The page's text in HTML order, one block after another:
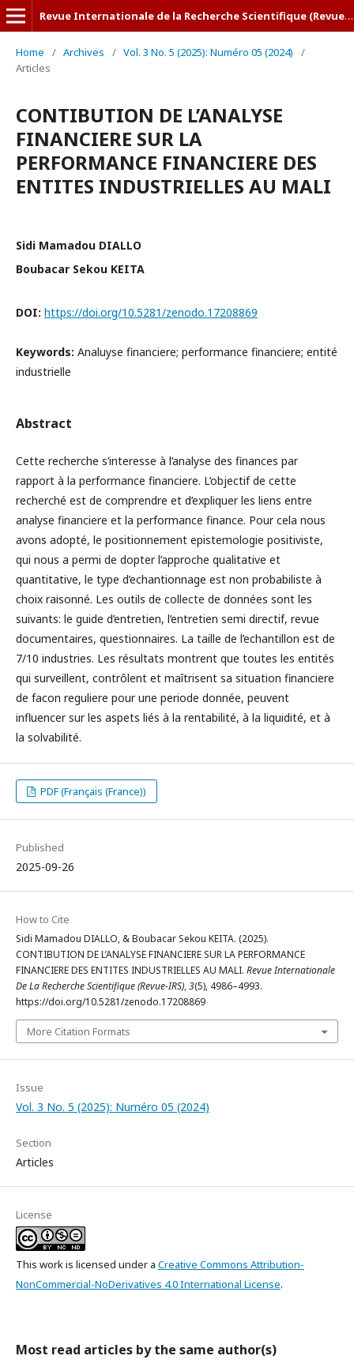
Revue Internationale de la Recherche Scientifique (Revue-IRS)
Home / Archives / Vol. 3 No. 5 (2025): Numéro 05 (2024)
/
Articles
CONTIBUTION DE L’ANALYSE
FINANCIERE SUR LA
PERFORMANCE FINANCIERE DES
ENTITES INDUSTRIELLES AU MALI
Sidi Mamadou DIALLO
Boubacar Sekou KEITA
DOI: https://doi.org/10.5281/zenodo.17208869
Keywords: Analuyse financiere; performance financiere; entité
industrielle
Abstract
Cette recherche s’interesse à l’analyse des finances par
rapport à la performance financiere. L’objectif de cette
recherché est de comprendre et d’expliquer les liens entre
analyse financiere et la performance finance. Pour cela nous
avons adopté, le positionnement epistemologie positiviste,
qui nous a permi de dopter l’approche qualitative et
quantitative, le type d’echantionnage est non probabiliste à
choix raisonné. Les outils de collecte de données sont les
suivants: le guide d’entretien, l’entretien semi directif, revue
documentaires, questionnaires. La taille de l’echantillon est de
7/10 industries. Les résultats montrent que toutes les entités
qui surveillent, contrôlent et maîtrisent sa situation financiere
de facon reguliere pour une periode donnée, peuvent
influencer sur les aspets liés à la rentabilité, à la liquidité, et à
la solvabilité.
PDF (Français (France))
Published
2025-09-26
How to Cite
Sidi Mamadou DIALLO, & Boubacar Sekou KEITA. (2025).
CONTIBUTION DE L’ANALYSE FINANCIERE SUR LA PERFORMANCE
FINANCIERE DES ENTITES INDUSTRIELLES AU MALI. Revue Internationale
De La Recherche Scientifique (Revue-IRS),3(5), 4986–4993.
https://doi.org/10.5281/zenodo.17208869
More Citation Formats
Issue
Vol. 3 No. 5 (2025): Numéro 05 (2024)
Section
Articles
License
This work is licensed under a Creative Commons Attribution-
NonCommercial-NoDerivatives 4.0 International License.
Most read articles by the same author(s)